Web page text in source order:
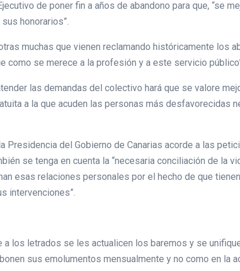
de poner fin a años de abandono para que, “se
honorarios”.
muchas que vienen reclamando históricamente los
como se merece a la profesión y a este servicio
las demandas del colectivo hará que se valore
a la que acuden las personas más desfavorecidas
Presidencia del Gobierno de Canarias acorde a las
se tenga en cuenta la “necesaria conciliación de la
esas relaciones personales por el hecho de que
intervenciones”.
los letrados se les actualicen los baremos y se
sus emolumentos mensualmente y no como en la